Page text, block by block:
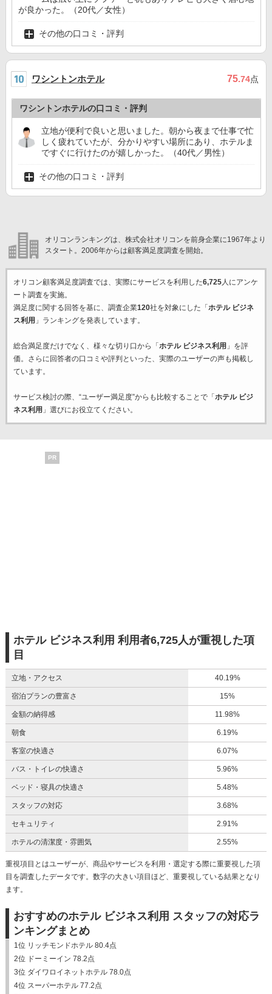
が良かった。（20代／女性）
その他の口コミ・評判
ワシントンホテル 75.74点
ワシントンホテルの口コミ・評判
立地が便利で良いと思いました。朝から夜まで仕事で忙
しく疲れていたが、分かりやすい場所にあり、ホテルま
ですぐに行けたのが嬉しかった。（40代／男性）
その他の口コミ・評判
オリコンランキングは、株式会社オリコンを前身企業に1967年より
スタート。2006年からは顧客満足度調査を開始。
オリコン顧客満足度調査では、実際にサービスを利用した6,725人にアンケ
ート調査を実施。
満足度に関する回答を基に、調査企業120社を対象にした「 ホテル ビジネ
ス利用 」ランキングを発表しています。
総合満足度だけでなく、様々な切り口から「 ホテル ビジネス利用 」を評
価。さらに回答者の口コミや評判といった、実際のユーザーの声も掲載し
ています。
サービス検討の際、“ユーザー満足度”からも比較することで「 ホテル ビジ
ネス利用 」選びにお役立てください。
PR
ホテル ビジネス利用 利用者6,725人が重視した項
目
立地・アクセス 40.19%
宿泊プランの豊富さ 15%
金額の納得感 11.98%
朝食 6.19%
客室の快適さ 6.07%
バス・トイレの快適さ 5.96%
ベッド・寝具の快適さ 5.48%
スタッフの対応 3.68%
セキュリティ 2.91%
ホテルの清潔度・雰囲気 2.55%
重視項目とはユーザーが、商品やサービスを利用・選定する際に重要視した項
目を調査したデータです。数字の大きい項目ほど、重要視している結果となり
ます。
おすすめのホテル ビジネス利用 スタッフの対応ラ
ンキングまとめ
1位 リッチモンドホテル 80.4点
2位 ドーミーイン 78.2点
3位 ダイワロイネットホテル 78.0点
4位 スーパーホテル 77.2点